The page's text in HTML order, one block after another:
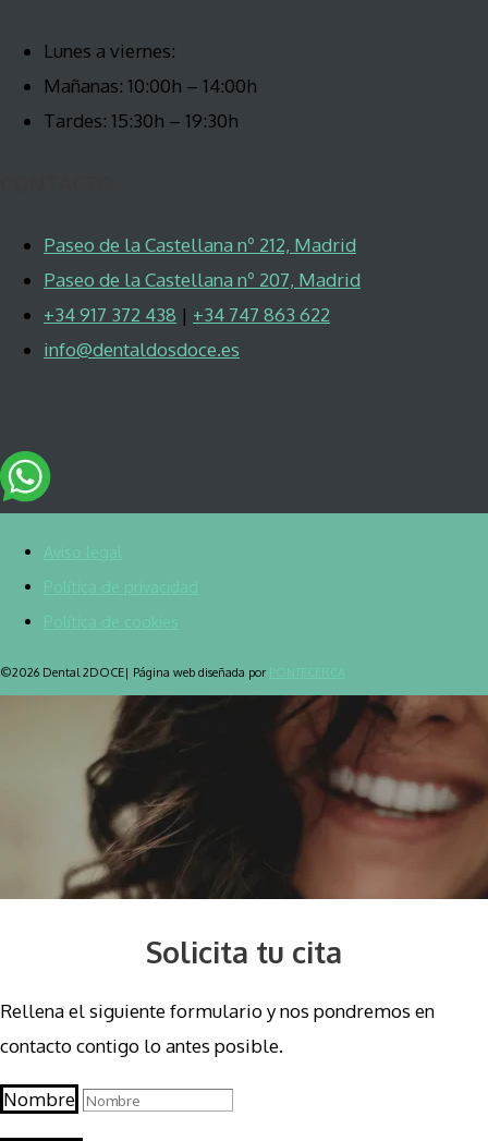
Lunes a viernes:
Mañanas: 10:00h – 14:00h
Tardes: 15:30h – 19:30h
Paseo de la Castellana nº 212, Madrid
Paseo de la Castellana nº 207, Madrid
+34 917 372 438 | +34 747 863 622
info@dentaldosdoce.es
©2026 Dental 2DOCE| Página web diseñada por
Solicita tu cita
Rellena el siguiente formulario y nos pondremos en
contacto contigo lo antes posible.
Nombre